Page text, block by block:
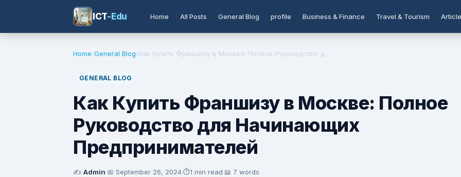
ICT-Edu Home All Posts General Blog profile Business & Finance Travel & Tourism Article
Home›General Blog›Как Купить Франшизу в Москве: Полное Руководство д...
GENERAL BLOG
Как Купить Франшизу в Москве: Полное
Руководство для Начинающих
Предпринимателей
✍️ Admin·📅 September 26, 2024·⏱️1 min read·📖 7 words